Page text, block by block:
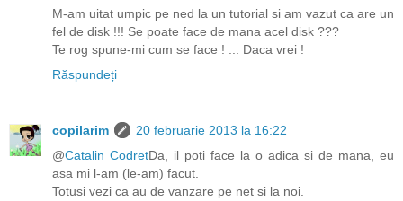
M-am uitat umpic pe ned la un tutorial si am vazut ca are un
fel de disk !!! Se poate face de mana acel disk ???
Te rog spune-mi cum se face ! ... Daca vrei !
Răspundeți
copilarim
20 februarie 2013 la 16:22
@Catalin CodretDa, il poti face la o adica si de mana, eu
asa mi l-am (le-am) facut.
Totusi vezi ca au de vanzare pe net si la noi.